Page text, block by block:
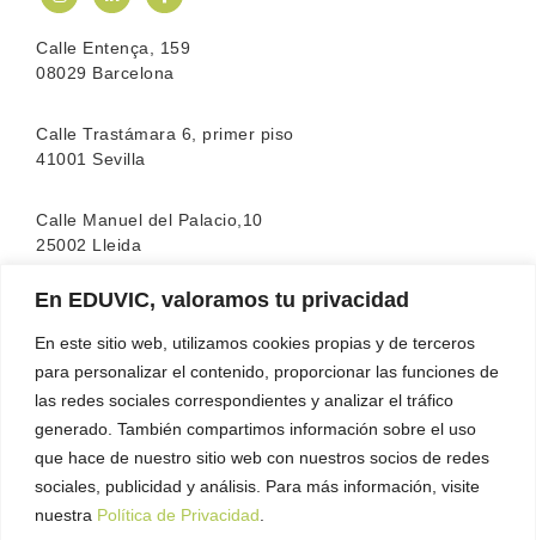
En EDUVIC, valoramos tu privacidad
En este sitio web, utilizamos cookies propias y de terceros
para personalizar el contenido, proporcionar las funciones de
las redes sociales correspondientes y analizar el tráfico
generado. También compartimos información sobre el uso
que hace de nuestro sitio web con nuestros socios de redes
sociales, publicidad y análisis. Para más información, visite
nuestra Política de Privacidad
Calle Entença, 159
08029 Barcelona
Calle Trastámara 6, primer piso
41001 Sevilla
Calle Manuel del Palacio,10
25002 Lleida
La escuela cuenta con la acreditación de laFEATF